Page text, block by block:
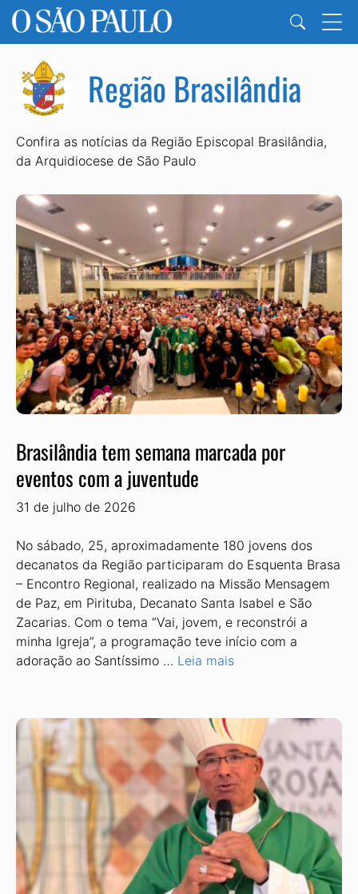
Região Brasilândia
Confira as notícias da Região Episcopal Brasilândia,
da Arquidiocese de São Paulo
Brasilândia tem semana marcada por
eventos com a juventude
31 de julho de 2026
No sábado, 25, aproximadamente 180 jovens dos
decanatos da Região participaram do Esquenta Brasa
– Encontro Regional, realizado na Missão Mensagem
de Paz, em Pirituba, Decanato Santa Isabel e São
Zacarias. Com o tema “Vai, jovem, e reconstrói a
minha Igreja”, a programação teve início com a
adoração ao Santíssimo … Leia mais